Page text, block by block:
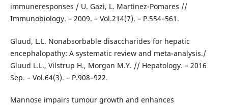
immuneresponses / U. Gazi, L. Martinez-Pomares //
Immunobiology. – 2009. – Vol.214(7). – Р.554–561.
Gluud, L.L. Nonabsorbable disaccharides for hepatic
encephalopathy: A systematic review and meta-analysis./
Gluud L.L., Vilstrup H., Morgan M.Y. // Hepatology. – 2016
Sep. – Vol.64(3). – Р.908–922.
Mannose impairs tumour growth and enhances